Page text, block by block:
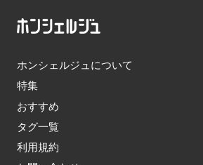
ホンシェルジュについて
特集
おすすめ
タグ一覧
利用規約